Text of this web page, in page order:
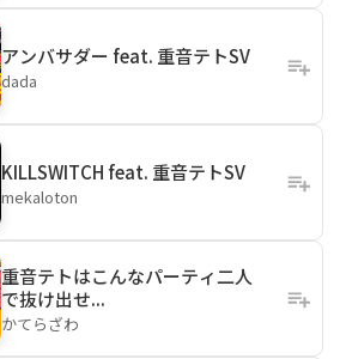
アンバサダー feat. 重音テトSV
dada
KILLSWITCH feat. 重音テトSV
mekaloton
重音テトはこんなパーティ二人
で抜け出せ...
かてらざわ